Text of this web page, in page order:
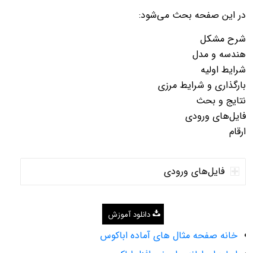
در این صفحه بحث می‌شود:
شرح مشکل
هندسه و مدل
شرایط اولیه
بارگذاری و شرایط مرزی
نتایج و بحث
فایل‌های ورودی
ارقام
فایل‌های ورودی
دانلود آموزش
خانه صفحه مثال های آماده اباکوس